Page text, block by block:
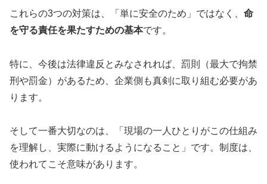
これらの3つの対策は、「単に安全のため」ではなく、 命
を守る責任を果たすための基本です。
特に、今後は法律違反とみなされれば、罰則（最大で拘禁
刑や罰金）があるため、企業側も真剣に取り組む必要があ
ります。
そして一番大切なのは、「現場の一人ひとりがこの仕組み
を理解し、実際に動けるようになること」です。制度は、
使われてこそ意味があります。